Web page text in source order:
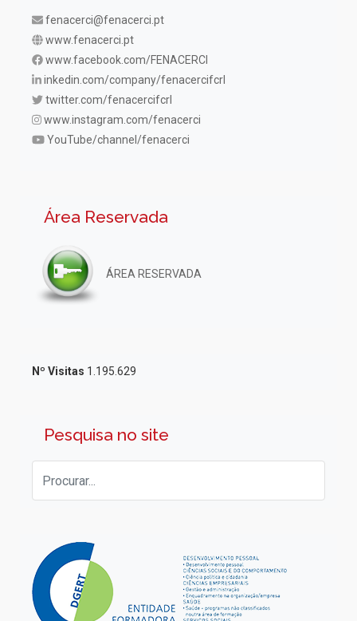
fenacerci@fenacerci.pt
www.fenacerci.pt
www.facebook.com/FENACERCI
inkedin.com/company/fenacercifcrl
twitter.com/fenacercifcrl
www.instagram.com/fenacerci
YouTube/channel/fenacerci
Área Reservada
ÁREA RESERVADA
Nº Visitas 1.195.629
Pesquisa no site